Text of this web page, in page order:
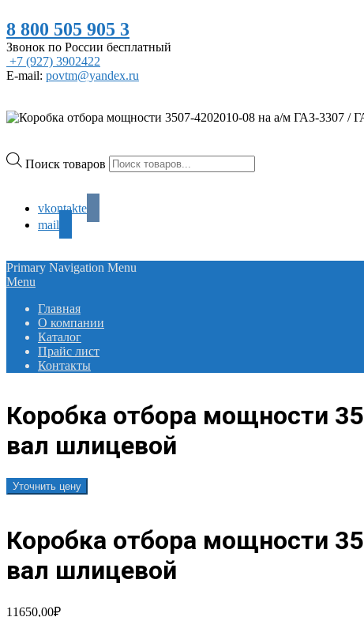
8 800 505 905 3
Звонок по России бесплатный
+7 (927) 3902422
E-mail: povtm@yandex.ru
Поиск товаров
vkontakte
mail
Primary Navigation Menu
Menu
Главная
О компании
Каталог
Прайс лист
Контакты
Коробка отбора мощности
вал шлицевой
Уточнить цену
Коробка отбора мощности
вал шлицевой
11650,00₽